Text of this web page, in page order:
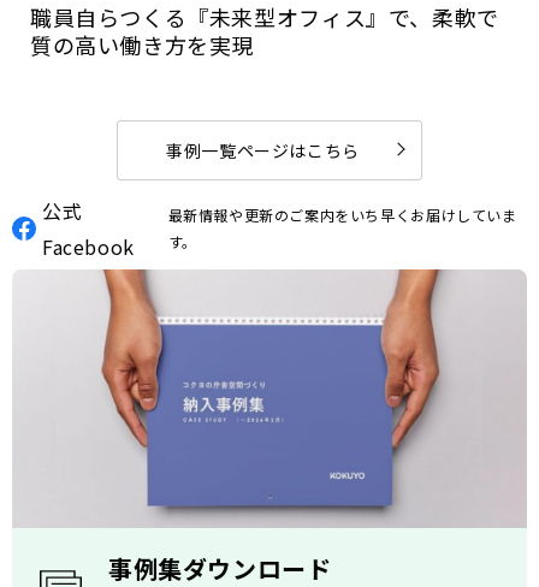
職員自らつくる『未来型オフィス』で、柔軟で
質の高い働き方を実現
事例一覧ページはこちら
公式
Facebook
最新情報や更新のご案内をいち早くお届けしていま
す。
事例集ダウンロード